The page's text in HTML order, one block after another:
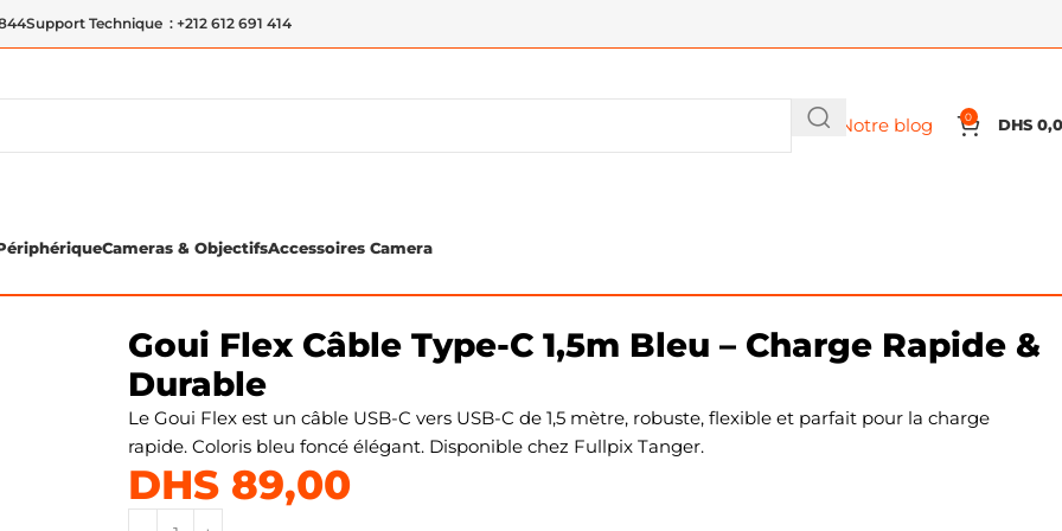
Support Technique : +212 612 691 414
Notre blog 0 DHS
Cameras & ObjectifsAccessoires Camera
Goui Flex Câble Type-C 1,5m Bleu – Charge Rapide &
Durable
Le Goui Flex est un câble USB-C vers USB-C de 1,5 mètre, robuste, flexible et parfait pour la charge
rapide. Coloris bleu foncé élégant. Disponible chez Fullpix Tanger.
DHS 89,00